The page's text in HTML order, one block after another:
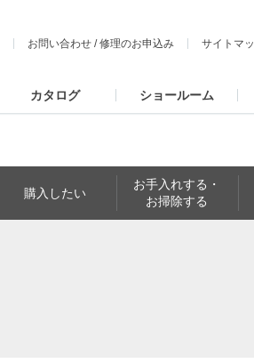
お問い合わせ /修理のお申込み サイトマ
カタログ ショールーム
購入したい
お手入れする・
お掃除する